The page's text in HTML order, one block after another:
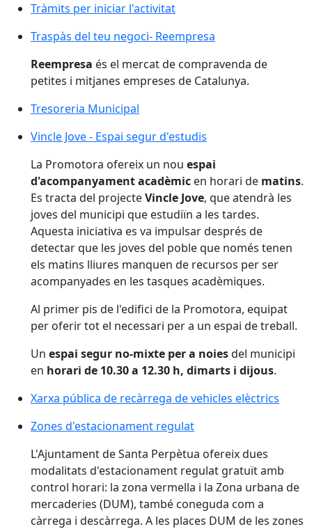
Tràmits per iniciar l'activitat
Traspàs del teu negoci- Reempresa
Traspàs del teu negoci- Reempresa
Reempresa és el mercat de compravenda de
petites i mitjanes empreses de Catalunya.
Tresoreria Municipal
Vincle Jove - Espai segur d'estudis
La Promotora ofereix un nou espai
d'acompanyament acadèmic en horari de matins.
Es tracta del projecteVincle Jove, que atendrà les
joves del municipi que estudiïn a les tardes.
Aquesta iniciativa es va impulsar després de
detectar que les joves del poble que només tenen
els matins lliures manquen de recursos per ser
acompanyades en les tasques acadèmiques.
Al primer pis de l'edifici de la Promotora, equipat
per oferir tot el necessari per a un espai de treball.
Un espai segur no-mixte per a noiesdel municipi
en horari de 10.30 a 12.30 h, dimarts i dijous.
Xarxa pública de recàrrega de vehicles elèctrics
Xarxa pública de recàrrega de vehicles elèctrics
Zones d'estacionament regulat
L'Ajuntament de Santa Perpètua ofereix dues
modalitats d'estacionament regulat gratuït amb
control horari: la zona vermella i la Zona urbana de
mercaderies (DUM), també coneguda com a
càrrega i descàrrega. A les places DUM de les zones